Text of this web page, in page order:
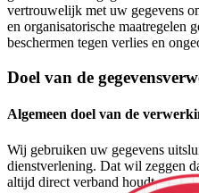
vertrouwelijk met uw gegevens
en organisatorische maatregelen
beschermen tegen verlies en
Doel van de
Algemeen doel van de
Wij gebruiken uw gegevens
dienstverlening. Dat wil zeggen
altijd direct verband houdt met